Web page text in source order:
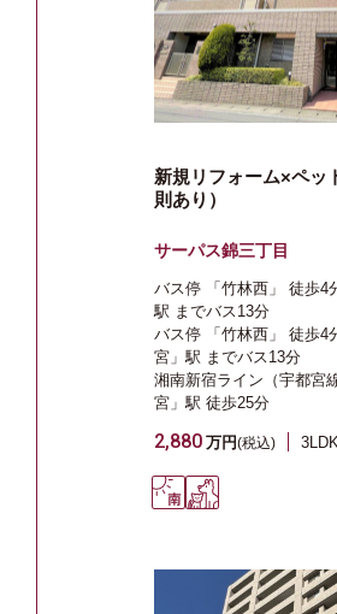
新規リフォーム×ペッ
則あり）
サーパス錦三丁目
バス停 「竹林西」 徒歩4
駅 までバス13分
バス停 「竹林西」 徒歩4
宮」駅 までバス13分
湘南新宿ライン（宇都宮
宮」駅 徒歩25分
2,880 万円(税込)